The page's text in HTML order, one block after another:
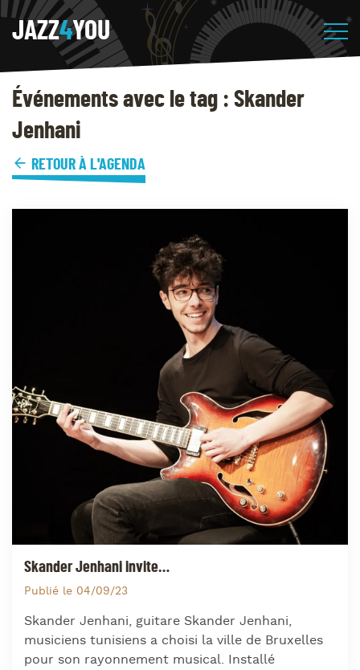
JAZZ4YOU
Événements avec le tag : Skander
Jenhani
RETOUR À L'AGENDA
Skander Jenhani invite…
Publié le 04/09/23
Skander Jenhani, guitare Skander Jenhani,
musiciens tunisiens a choisi la ville de Bruxelles
pour son rayonnement musical. Installé